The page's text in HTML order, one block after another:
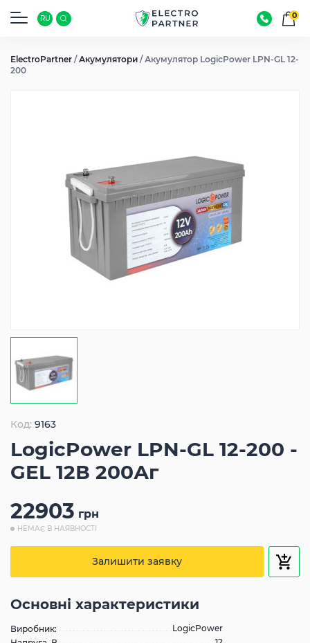
RU 0
ElectroPartner /Акумулятори /Акумулятор LogicPower LPN-GL 12-
200
Код: 9163
LogicPower LPN-GL 12-200 -
GEL 12В 200Аг
22903 грн
НЕМАЄ В НАЯВНОСТІ
Залишити заявку
Основні характеристики
Виробник:
LogicPower